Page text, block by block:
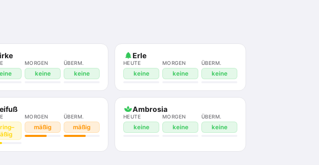
MORGEN
keine
ÜBERM.
keine
Erle
HEUTE
keine
MORGEN
keine
ÜBERM.
keine
MORGEN
mäßig
ÜBERM.
mäßig
Ambrosia
HEUTE
keine
MORGEN
keine
ÜBERM.
keine